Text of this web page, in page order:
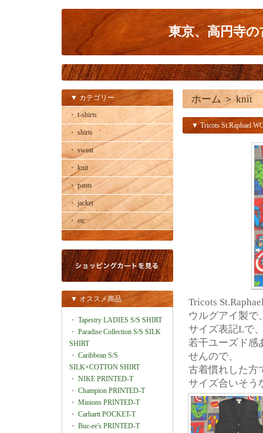
東京、高円寺
▼ カテゴリー
・ t-shirts
・ shirts
・ sweat
・ knit
・ pants
・ jacket
・ etc
▼ オススメ商品
・ Tapestry LADIES S/S SHIRT
・ Paradise Collection S/S SILK
SHIRT
・ Caribbean S/S
SILK×COTTON SHIRT
・ NIKE PRINTED-T
・ Champion PRINTED-T
・ Minions PRINTED-T
・ Carhartt POCKET-T
・ Buc-ee's PRINTED-T
ホーム ＞ knit
▼ Tricots St.Raphael
Tricots
ウルグアイ製で
サイズ表記Lで
若干ユーズド感
せんので、
古着慣れした方
サイズ合いそう